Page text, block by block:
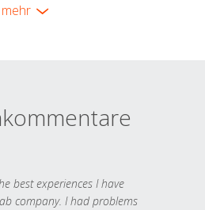
mehr
best experiences I have
company. I had problems